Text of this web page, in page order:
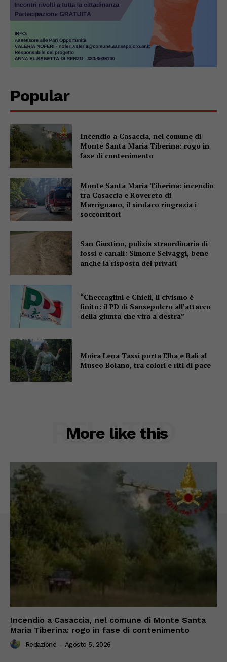
Popular
Incendio a Casaccia, nel comune di
Monte Santa Maria Tiberina: rogo in
fase di contenimento
Monte Santa Maria Tiberina: incendio
tra Casaccia e Rovereto di
Marcignano, il sindaco ringrazia i
soccorritori
San Giustino, pulizia straordinaria di
fossi e canali: Simone Selvaggi, bene
anche la risposta dei privati
“Checcaglini e Chieli, il civismo è
finito: il PD di Sansepolcro all’attacco
della giunta che vira a destra”
Moira Lena Tassi porta Elba e Bali al
Museo Bolano, tra colori e riti di pace
More like this
RELATED
Incendio a Casaccia, nel comune di Monte Santa
Maria Tiberina: rogo in fase di contenimento
Redazione - Agosto 5, 2026